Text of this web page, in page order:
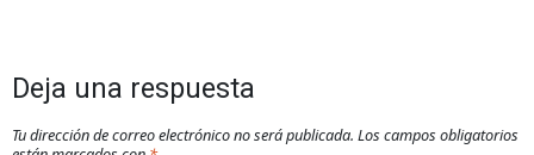
Deja una respuesta
Tu dirección de correo electrónico no será publicada. Los campos obligatorios